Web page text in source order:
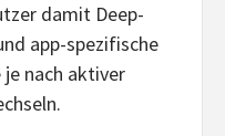
damit Deep-
app-spezifische
nach aktiver